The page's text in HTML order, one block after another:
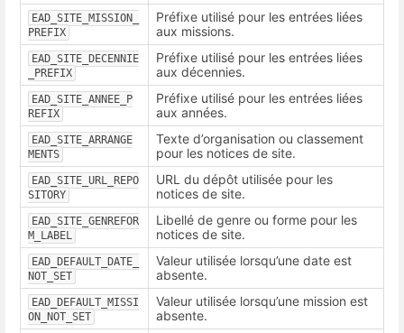
EAD_SITE_MISSION_
PREFIX
Préfixe utilisé pour les entrées liées
aux missions.
EAD_SITE_DECENNIE
_PREFIX
Préfixe utilisé pour les entrées liées
aux décennies.
EAD_SITE_ANNEE_P
REFIX
Préfixe utilisé pour les entrées liées
aux années.
EAD_SITE_ARRANGE
MENTS
Texte d’organisation ou classement
pour les notices de site.
EAD_SITE_URL_REPO
SITORY
URL du dépôt utilisée pour les
notices de site.
EAD_SITE_GENREFOR
M_LABEL
Libellé de genre ou forme pour les
notices de site.
EAD_DEFAULT_DATE_
NOT_SET
Valeur utilisée lorsqu’une date est
absente.
EAD_DEFAULT_MISSI
ON_NOT_SET
Valeur utilisée lorsqu’une mission est
absente.